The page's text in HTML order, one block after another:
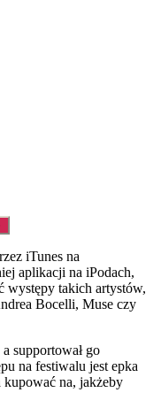
iTunes na
aplikacji na iPodach,
występy takich artystów,
Bocelli, Muse czy
supportował go
na festiwalu jest epka
kupować na, jakżeby